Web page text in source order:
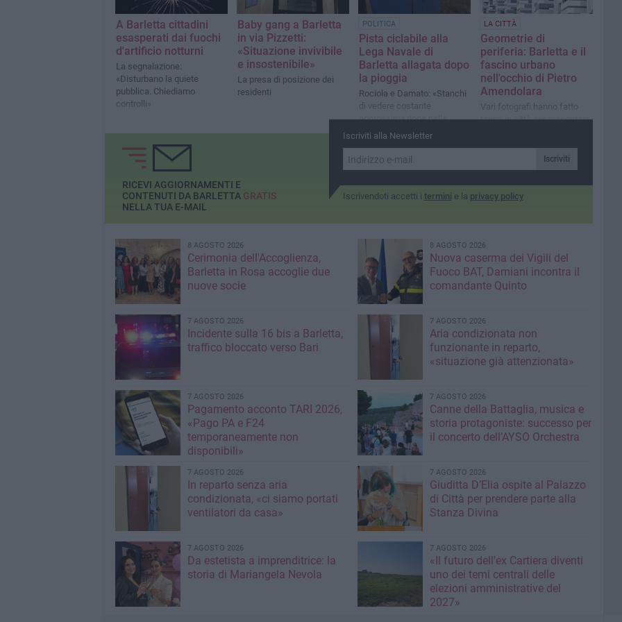
A Barletta cittadini
esasperati dai fuochi
d'artificio notturni
La segnalazione:
«Disturbano la quiete
pubblica. Chiediamo
controlli»
Baby gang a Barletta
in via Pizzetti:
«Situazione invivibile
e insostenibile»
La presa di posizione dei
residenti
POLITICA
Pista ciclabile alla
Lega Navale di
Barletta allagata dopo
la pioggia
Rociola e Damato: «Stanchi
di vedere costante
approssimazione nelle
opere pubbliche»
LA CITTÀ
Geometrie di
periferia: Barletta e il
fascino urbano
nell'occhio di Pietro
Amendolara
Vari fotografi hanno fatto
tappa in città per raccontare
Iscriviti alla Newsletter
Iscriviti
Iscrivendoti accetti i termini e la privacy policy
RICEVI AGGIORNAMENTI E
CONTENUTI DA BARLETTA GRATIS
NELLA TUA E-MAIL
8 AGOSTO 2026
Cerimonia dell'Accoglienza,
Barletta in Rosa accoglie due
nuove socie
8 AGOSTO 2026
Nuova caserma dei Vigili del
Fuoco BAT, Damiani incontra il
comandante Quinto
7 AGOSTO 2026
Incidente sulla 16 bis a Barletta,
traffico bloccato verso Bari
7 AGOSTO 2026
Aria condizionata non
funzionante in reparto,
«situazione già attenzionata»
7 AGOSTO 2026
Pagamento acconto TARI 2026,
«Pago PA e F24
temporaneamente non
disponibili»
7 AGOSTO 2026
Canne della Battaglia, musica e
storia protagoniste: successo per
il concerto dell’AYSO Orchestra
7 AGOSTO 2026
In reparto senza aria
condizionata, «ci siamo portati
ventilatori da casa»
7 AGOSTO 2026
Giuditta D’Elia ospite al Palazzo
di Città per prendere parte alla
Stanza Divina
7 AGOSTO 2026
Da estetista a imprenditrice: la
storia di Mariangela Nevola
7 AGOSTO 2026
«Il futuro dell'ex Cartiera diventi
uno dei temi centrali delle
elezioni amministrative del
2027»